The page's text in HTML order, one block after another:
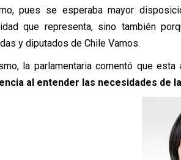
pues se esperaba mayor
que representa, sino también
y diputados de Chile Vamos.
la parlamentaria comentó que
al entender las necesidades de